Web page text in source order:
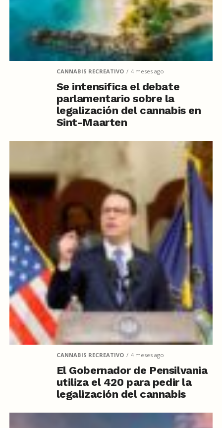
CANNABIS RECREATIVO 4 meses ago
Se intensifica el debate
parlamentario sobre la
legalización del cannabis en
Sint-Maarten
CANNABIS RECREATIVO 4 meses ago
El Gobernador de Pensilvania
utiliza el 420 para pedir la
legalización del cannabis